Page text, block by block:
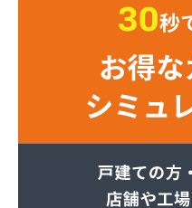
ケイワ産業ガス販売株
ツネマツガス株式会社
ホームライフサポート
みやぎ生活協同組合コ